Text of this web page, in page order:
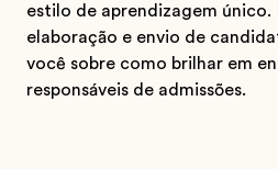
estilo de aprendizagem único.
elaboração e envio de
você sobre como brilhar em
responsáveis de admissões.